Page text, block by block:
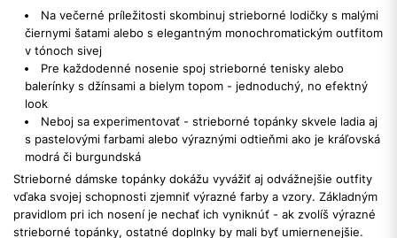
Na večerné príležitosti skombinuj strieborné lodičky s malými
čiernymi šatami alebo s elegantným monochromatickým outfitom
v tónoch sivej
Pre každodenné nosenie spoj strieborné tenisky alebo
balerínky s džínsami a bielym topom - jednoduchý, no efektný
look
Neboj sa experimentovať - strieborné topánky skvele ladia aj
s pastelovými farbami alebo výraznými odtieňmi ako je kráľovská
modrá či burgundská
Strieborné dámske topánky dokážu vyvážiť aj odvážnejšie outfity
vďaka svojej schopnosti zjemniť výrazné farby a vzory. Základným
pravidlom pri ich nosení je nechať ich vyniknúť - ak zvolíš výrazné
strieborné topánky, ostatné doplnky by mali byť umiernenejšie.